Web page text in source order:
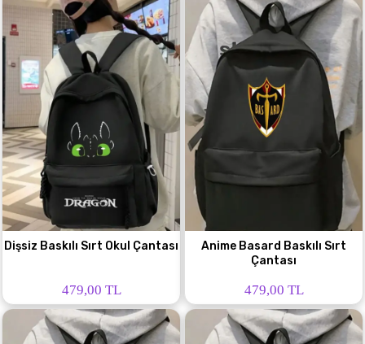
Dişsiz Baskılı Sırt Okul Çantası
479,00 TL
Anime Basard Baskılı Sırt
Çantası
479,00 TL